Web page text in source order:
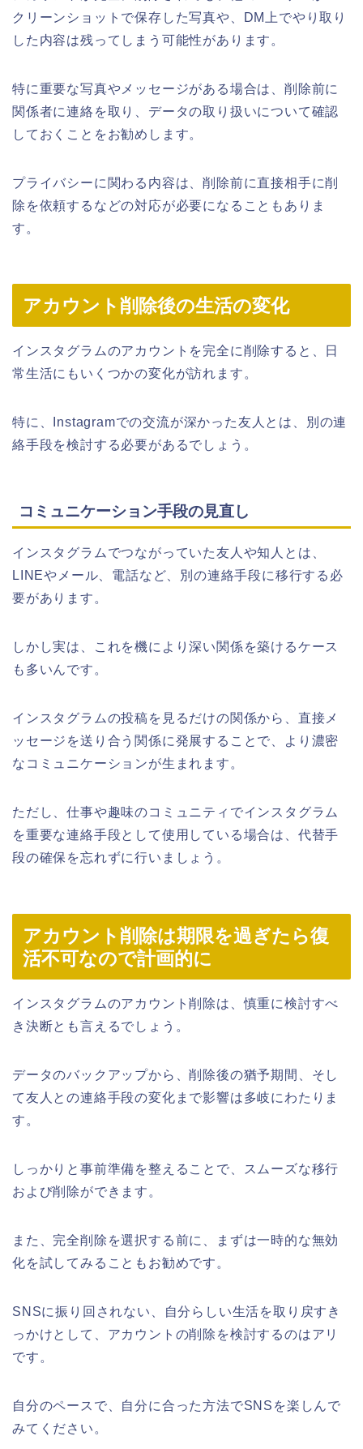
クリーンショットで保存した写真や、DM上でやり取り
した内容は残ってしまう可能性があります。
特に重要な写真やメッセージがある場合は、削除前に
関係者に連絡を取り、データの取り扱いについて確認
しておくことをお勧めします。
プライバシーに関わる内容は、削除前に直接相手に削
除を依頼するなどの対応が必要になることもありま
す。
アカウント削除後の生活の変化
インスタグラムのアカウントを完全に削除すると、日
常生活にもいくつかの変化が訪れます。
特に、Instagramでの交流が深かった友人とは、別の連
絡手段を検討する必要があるでしょう。
コミュニケーション手段の見直し
インスタグラムでつながっていた友人や知人とは、
LINEやメール、電話など、別の連絡手段に移行する必
要があります。
しかし実は、これを機により深い関係を築けるケース
も多いんです。
インスタグラムの投稿を見るだけの関係から、直接メ
ッセージを送り合う関係に発展することで、より濃密
なコミュニケーションが生まれます。
ただし、仕事や趣味のコミュニティでインスタグラム
を重要な連絡手段として使用している場合は、代替手
段の確保を忘れずに行いましょう。
アカウント削除は期限を過ぎたら復
活不可なので計画的に
インスタグラムのアカウント削除は、慎重に検討すべ
き決断とも言えるでしょう。
データのバックアップから、削除後の猶予期間、そし
て友人との連絡手段の変化まで影響は多岐にわたりま
す。
しっかりと事前準備を整えることで、スムーズな移行
および削除ができます。
また、完全削除を選択する前に、まずは一時的な無効
化を試してみることもお勧めです。
SNSに振り回されない、自分らしい生活を取り戻すき
っかけとして、アカウントの削除を検討するのはアリ
です。
自分のペースで、自分に合った方法でSNSを楽しんで
みてください。